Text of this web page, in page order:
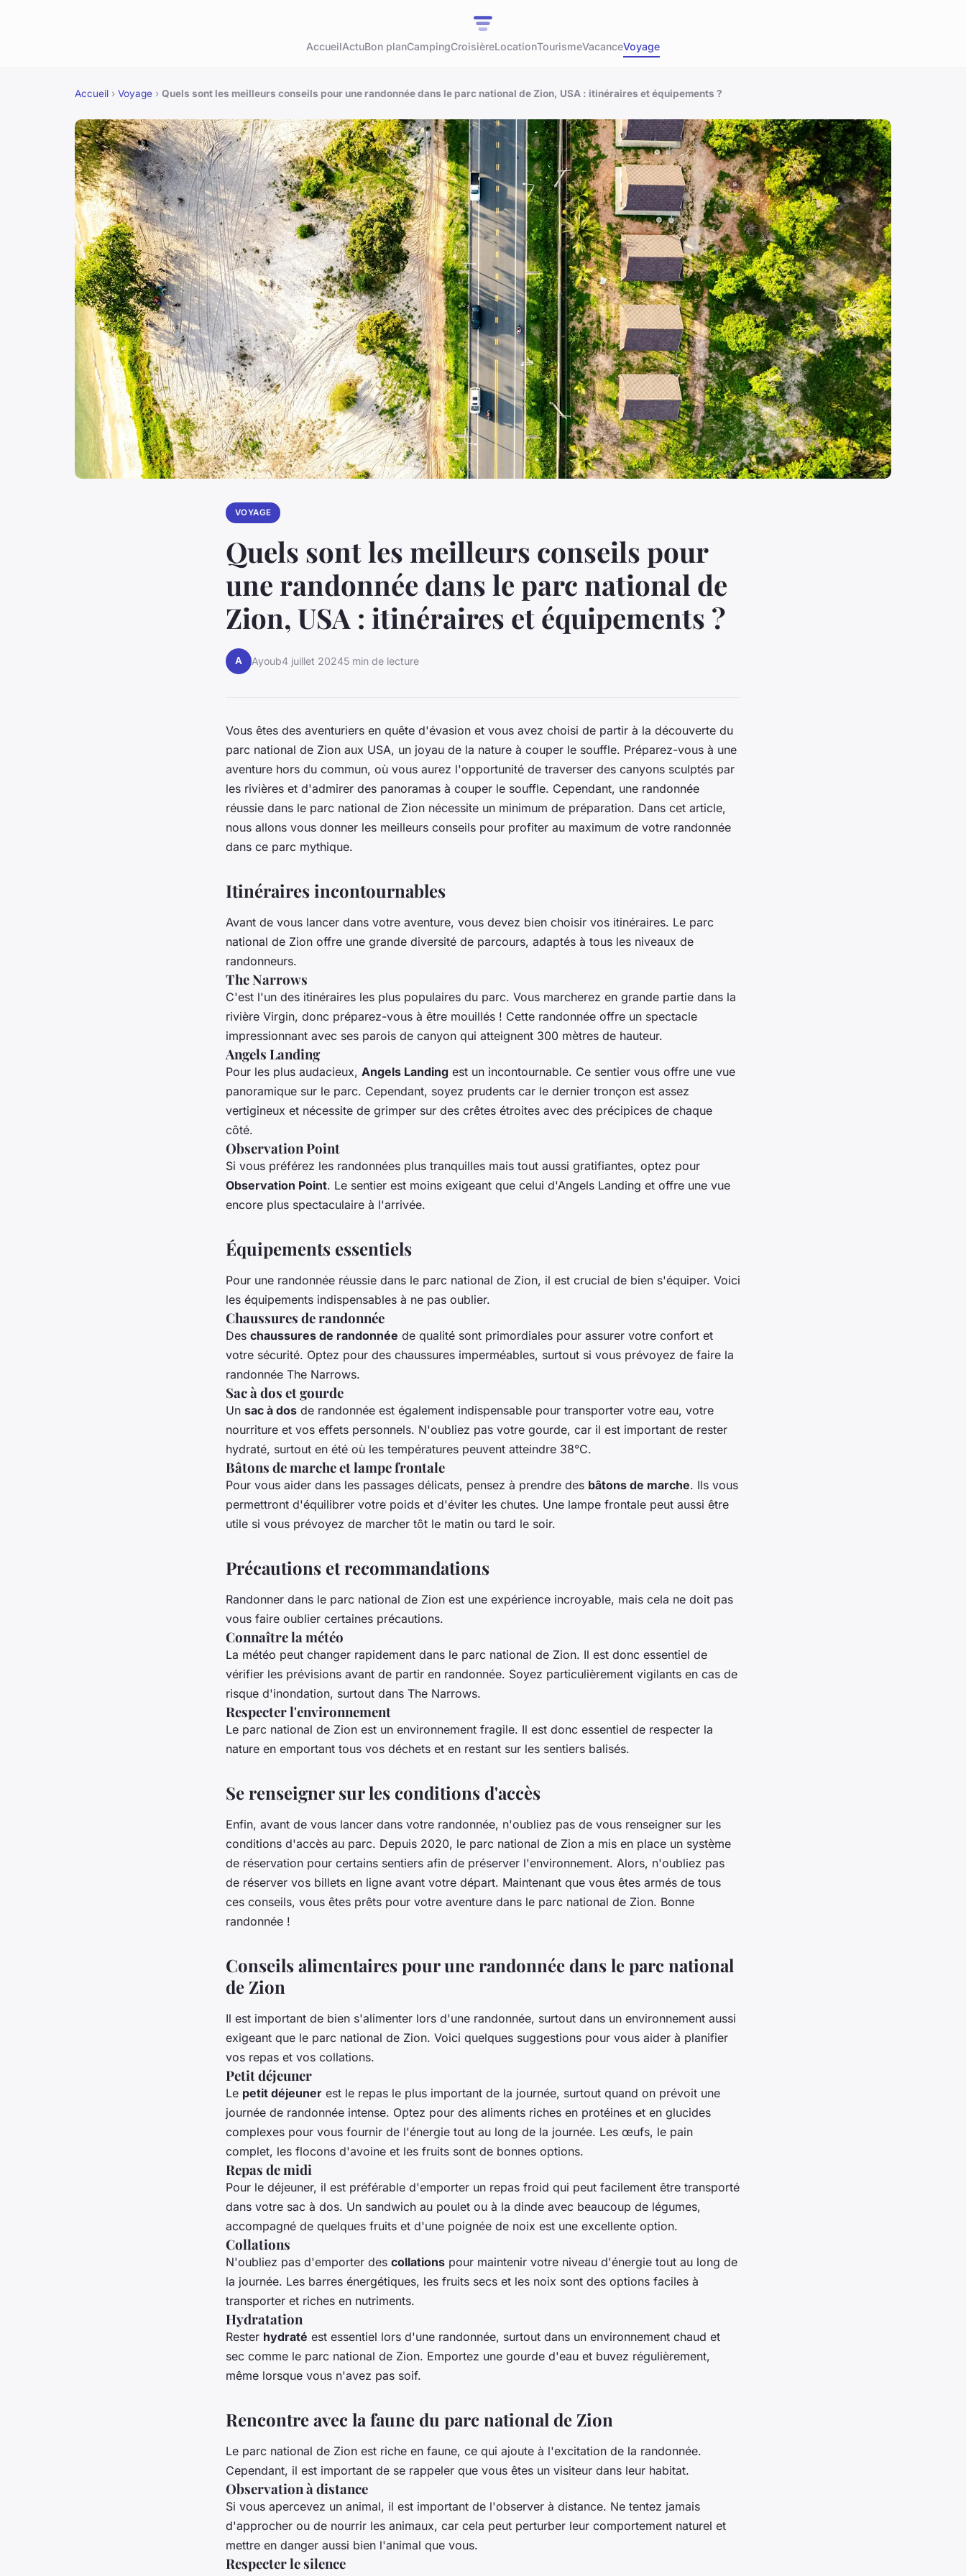
AccueilActuBon planCampingCroisièreLocationTourismeVacanceVoyage
Accueil › Voyage › Quels sont les meilleurs conseils pour une randonnée dans le parc national de Zion, USA : itinéraires et équipements ?
VOYAGE
Quels sont les meilleurs conseils pour
une randonnée dans le parc national de
Zion, USA : itinéraires et équipements ?
A Ayoub4 juillet 20245 min de lecture
Vous êtes des aventuriers en quête d'évasion et vous avez choisi de partir à la découverte du
parc national de Zion aux USA, un joyau de la nature à couper le souffle. Préparez-vous à une
aventure hors du commun, où vous aurez l'opportunité de traverser des canyons sculptés par
les rivières et d'admirer des panoramas à couper le souffle. Cependant, une randonnée
réussie dans le parc national de Zion nécessite un minimum de préparation. Dans cet article,
nous allons vous donner les meilleurs conseils pour profiter au maximum de votre randonnée
dans ce parc mythique.
Itinéraires incontournables
Avant de vous lancer dans votre aventure, vous devez bien choisir vos itinéraires. Le parc
national de Zion offre une grande diversité de parcours, adaptés à tous les niveaux de
randonneurs.
The Narrows
C'est l'un des itinéraires les plus populaires du parc. Vous marcherez en grande partie dans la
rivière Virgin, donc préparez-vous à être mouillés ! Cette randonnée offre un spectacle
impressionnant avec ses parois de canyon qui atteignent 300 mètres de hauteur.
Angels Landing
Pour les plus audacieux, Angels Landing est un incontournable. Ce sentier vous offre une vue
panoramique sur le parc. Cependant, soyez prudents car le dernier tronçon est assez
vertigineux et nécessite de grimper sur des crêtes étroites avec des précipices de chaque
côté.
Observation Point
Si vous préférez les randonnées plus tranquilles mais tout aussi gratifiantes, optez pour
Observation Point. Le sentier est moins exigeant que celui d'Angels Landing et offre une vue
encore plus spectaculaire à l'arrivée.
Équipements essentiels
Pour une randonnée réussie dans le parc national de Zion, il est crucial de bien s'équiper. Voici
les équipements indispensables à ne pas oublier.
Chaussures de randonnée
Des chaussures de randonnée de qualité sont primordiales pour assurer votre confort et
votre sécurité. Optez pour des chaussures imperméables, surtout si vous prévoyez de faire la
randonnée The Narrows.
Sac à dos et gourde
Un sac à dos de randonnée est également indispensable pour transporter votre eau, votre
nourriture et vos effets personnels. N'oubliez pas votre gourde, car il est important de rester
hydraté, surtout en été où les températures peuvent atteindre 38°C.
Bâtons de marche et lampe frontale
Pour vous aider dans les passages délicats, pensez à prendre des bâtons de marche. Ils vous
permettront d'équilibrer votre poids et d'éviter les chutes. Une lampe frontale peut aussi être
utile si vous prévoyez de marcher tôt le matin ou tard le soir.
Précautions et recommandations
Randonner dans le parc national de Zion est une expérience incroyable, mais cela ne doit pas
vous faire oublier certaines précautions.
Connaître la météo
La météo peut changer rapidement dans le parc national de Zion. Il est donc essentiel de
vérifier les prévisions avant de partir en randonnée. Soyez particulièrement vigilants en cas de
risque d'inondation, surtout dans The Narrows.
Respecter l'environnement
Le parc national de Zion est un environnement fragile. Il est donc essentiel de respecter la
nature en emportant tous vos déchets et en restant sur les sentiers balisés.
Se renseigner sur les conditions d'accès
Enfin, avant de vous lancer dans votre randonnée, n'oubliez pas de vous renseigner sur les
conditions d'accès au parc. Depuis 2020, le parc national de Zion a mis en place un système
de réservation pour certains sentiers afin de préserver l'environnement. Alors, n'oubliez pas
de réserver vos billets en ligne avant votre départ. Maintenant que vous êtes armés de tous
ces conseils, vous êtes prêts pour votre aventure dans le parc national de Zion. Bonne
randonnée !
Conseils alimentaires pour une randonnée dans le parc national
de Zion
Il est important de bien s'alimenter lors d'une randonnée, surtout dans un environnement aussi
exigeant que le parc national de Zion. Voici quelques suggestions pour vous aider à planifier
vos repas et vos collations.
Petit déjeuner
Le petit déjeuner est le repas le plus important de la journée, surtout quand on prévoit une
journée de randonnée intense. Optez pour des aliments riches en protéines et en glucides
complexes pour vous fournir de l'énergie tout au long de la journée. Les œufs, le pain
complet, les flocons d'avoine et les fruits sont de bonnes options.
Repas de midi
Pour le déjeuner, il est préférable d'emporter un repas froid qui peut facilement être transporté
dans votre sac à dos. Un sandwich au poulet ou à la dinde avec beaucoup de légumes,
accompagné de quelques fruits et d'une poignée de noix est une excellente option.
Collations
N'oubliez pas d'emporter des collations pour maintenir votre niveau d'énergie tout au long de
la journée. Les barres énergétiques, les fruits secs et les noix sont des options faciles à
transporter et riches en nutriments.
Hydratation
Rester hydraté est essentiel lors d'une randonnée, surtout dans un environnement chaud et
sec comme le parc national de Zion. Emportez une gourde d'eau et buvez régulièrement,
même lorsque vous n'avez pas soif.
Rencontre avec la faune du parc national de Zion
Le parc national de Zion est riche en faune, ce qui ajoute à l'excitation de la randonnée.
Cependant, il est important de se rappeler que vous êtes un visiteur dans leur habitat.
Observation à distance
Si vous apercevez un animal, il est important de l'observer à distance. Ne tentez jamais
d'approcher ou de nourrir les animaux, car cela peut perturber leur comportement naturel et
mettre en danger aussi bien l'animal que vous.
Respecter le silence